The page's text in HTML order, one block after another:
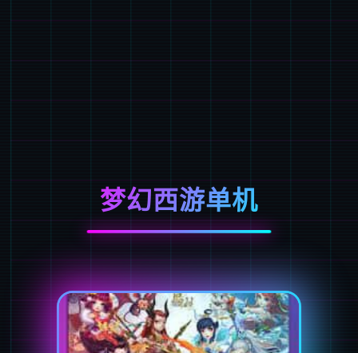
梦幻西游单机